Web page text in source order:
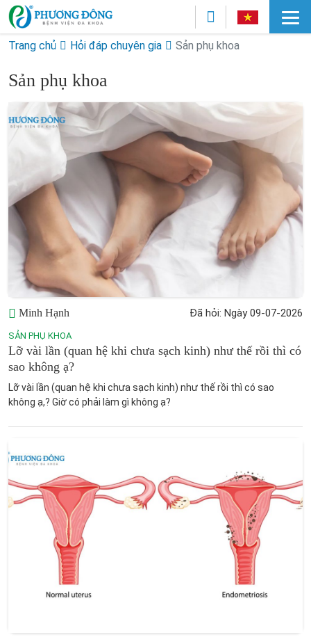
Trang chủ Hỏi đáp chuyên gia Sản phụ khoa
Sản phụ khoa
Minh Hạnh Đã hỏi: Ngày 09-07-2026
SẢN PHỤ KHOA
Lỡ vài lần (quan hệ khi chưa sạch kinh) như thế rồi thì có
sao không ạ?
Lỡ vài lần (quan hệ khi chưa sạch kinh) như thế rồi thì có sao
không ạ,? Giờ có phải làm gì không ạ?